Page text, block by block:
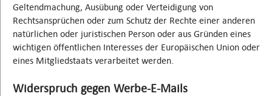
Geltendmachung, Ausübung oder Verteidigung von
Rechtsansprüchen oder zum Schutz der Rechte einer anderen
natürlichen oder juristischen Person oder aus Gründen eines
wichtigen öffentlichen Interesses der Europäischen Union oder
eines Mitgliedstaats verarbeitet werden.
Widerspruch gegen Werbe-E-Mails